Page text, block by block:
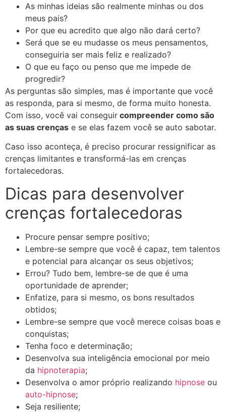
As minhas ideias são realmente minhas ou dos
meus pais?
Por que eu acredito que algo não dará certo?
Será que se eu mudasse os meus pensamentos,
conseguiria ser mais feliz e realizado?
O que eu faço ou penso que me impede de
progredir?
As perguntas são simples, mas é importante que você
as responda, para si mesmo, de forma muito honesta.
Com isso, você vai conseguir compreender como são
as suas crenças e se elas fazem você se auto sabotar.
Caso isso aconteça, é preciso procurar ressignificar as
crenças limitantes e transformá-las em crenças
fortalecedoras.
Dicas para desenvolver
crenças fortalecedoras
Procure pensar sempre positivo;
Lembre-se sempre que você é capaz, tem talentos
e potencial para alcançar os seus objetivos;
Errou? Tudo bem, lembre-se de que é uma
oportunidade de aprender;
Enfatize, para si mesmo, os bons resultados
obtidos;
Lembre-se sempre que você merece coisas boas e
conquistas;
Tenha foco e determinação;
Desenvolva sua inteligência emocional por meio
da hipnoterapia;
Desenvolva o amor próprio realizando hipnose ou
auto-hipnose;
Seja resiliente;